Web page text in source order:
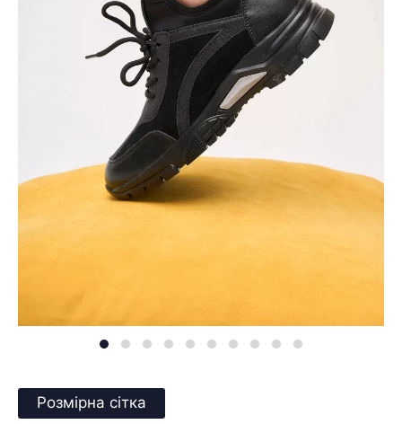
Розмірна сітка